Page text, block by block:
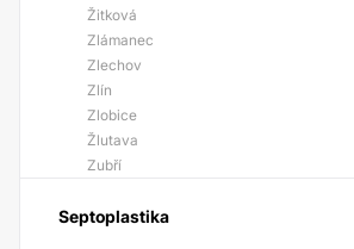
Žitková
Zlámanec
Zlechov
Zlín
Zlobice
Žlutava
Zubří
Septoplastika